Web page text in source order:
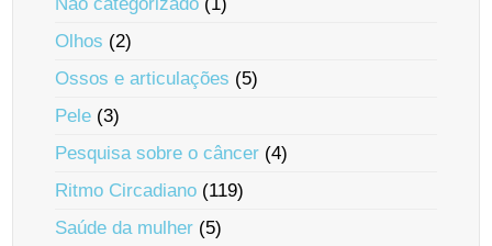
Olhos (2)
Ossos e articulações (5)
Pele (3)
Pesquisa sobre o câncer (4)
Ritmo Circadiano (119)
Saúde da mulher (5)